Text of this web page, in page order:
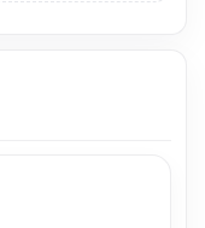
at Nur Telecom. Our